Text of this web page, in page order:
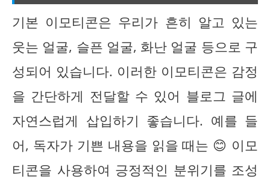
기본 이모티콘은 우리가 흔히 알고 있는
웃는 얼굴, 슬픈 얼굴, 화난 얼굴 등으로 구
성되어 있습니다. 이러한 이모티콘은 감정
을 간단하게 전달할 수 있어 블로그 글에
자연스럽게 삽입하기 좋습니다. 예를 들
어, 독자가 기쁜 내용을 읽을 때는 😊 이모
티콘을 사용하여 긍정적인 분위기를 조성